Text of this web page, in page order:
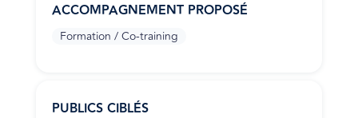
ACCOMPAGNEMENT PROPOSÉ
Formation / Co-training
PUBLICS CIBLÉS